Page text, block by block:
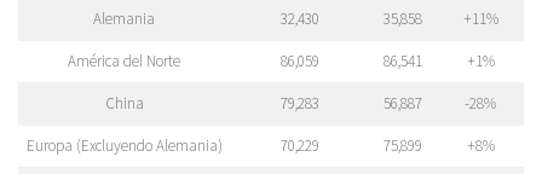
Alemania 32,430 35,858 +11%
América del Norte 86,059 86,541 +1%
China 79,283 56,887 -28%
Europa (Excluyendo Alemania) 70,229 75,899 +8%